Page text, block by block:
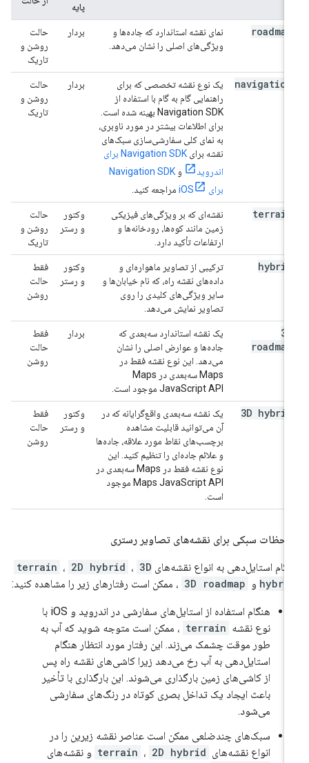
roadmap
نمای نقشه استاندارد که جاده‌ها و
ویژگی‌های اصلی را نشان می‌دهد.
حالت
روشن و
تاریک
navigation
یک نوع نقشه تخصصی که برای
راهنمایی گام به گام با استفاده از
Navigation SDK بهینه شده است.
برای اطلاعات بیشتر در مورد ناوبری،
به نمای کلی سفارشی‌سازی سبک‌های
نقشه برای
Navigation SDK برای
اندروید
وNavigation SDK
مراجعه کنید.
حالت
روشن و
تاریک
terrain
نقشه‌ای که بر ویژگی‌های فیزیکی
زمین مانند کوه‌ها، رودخانه‌ها و
ارتفاعات تأکید دارد.
وکتور
و رستر
حالت
روشن و
تاریک
hybrid
ترکیبی از تصاویر ماهواره‌ای و
داده‌های نقشه راه، که نام خیابان‌ها و
سایر ویژگی‌های کلیدی را روی
تصاویر نمایش می‌دهد.
وکتور
و رستر
حالت
روشن
roadmap
یک نقشه استاندارد سه‌بعدی که
جاده‌ها و عوارض اصلی را نشان
می‌دهد. این نوع نقشه فقط در
Maps سه‌بعدی در Maps
JavaScript API موجود است.
حالت
روشن
3D hybrid
یک نقشه سه‌بعدی واقع‌گرایانه که در
آن می‌توانید قابلیت مشاهده
برچسب‌های نقاط مورد علاقه، جاده‌ها
و علائم جاده‌ای را تنظیم کنید. این
نوع نقشه فقط در Maps سه‌بعدی در
Maps JavaScript API موجود
است.
وکتور
و رستر
حالت
روشن
سبکی برای نقشه‌های تصاویر رستری
استایل‌دهی به انواع نقشه‌های terrain ، 2D hybrid ، 3D
و 3D roadmap ، ممکن است رفتارهای زیر را مشاهده کنید:
هنگام استفاده از استایل‌های سفارشی در اندروید و iOS با
نوع نقشه terrain ، ممکن است متوجه شوید که آب به
طور موقت چشمک می‌زند. این رفتار مورد انتظار هنگام
استایل‌دهی به آب رخ می‌دهد زیرا کاشی‌های نقشه راه پس
از کاشی‌های زمین بارگذاری می‌شوند. این بارگذاری با تأخیر
باعث ایجاد یک تداخل بصری کوتاه در رنگ‌های سفارشی
می‌شود.
سبک‌های چندضلعی ممکن است عناصر نقشه زیرین را در
انواع نقشه‌های
terrain ، 2D hybrid
و نقشه‌های